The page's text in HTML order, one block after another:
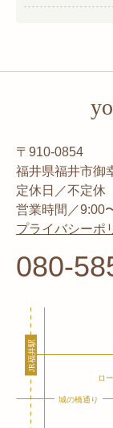
〒910-0854
福井県福井市御
定休日／不定休
営業時間／9:00
プライバシーポ
080-